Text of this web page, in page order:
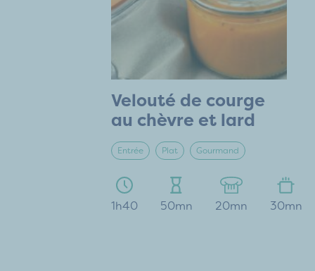
Velouté de courge
au chèvre et lard
Entrée Plat Gourmand
1h40 50mn 20mn 30mn